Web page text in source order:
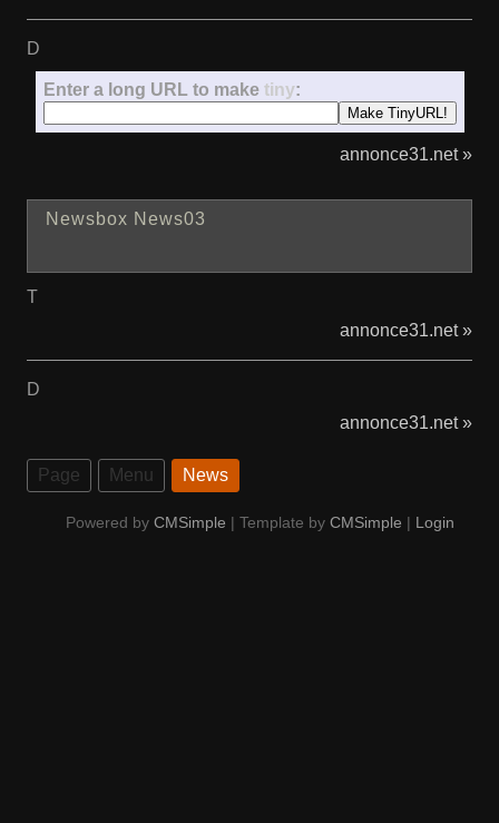
D
Enter a long URL to make tiny:
annonce31.net »
Newsbox News03
T
annonce31.net »
D
annonce31.net »
Page Menu News
Powered by CMSimple | Template by CMSimple | Login